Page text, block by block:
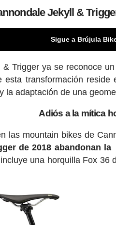
Jekyll &
Sigue a Brújula
Trigger ya se reconoce
esta transformación
la adaptación de una
Adiós a la mítica
las mountain bikes de
de 2018 abandonan
una horquilla Fox